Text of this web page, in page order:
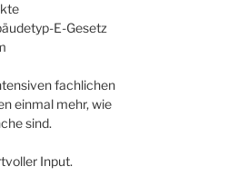
E-Gesetz
fachlichen
einmal mehr, wie
sind.
Input.